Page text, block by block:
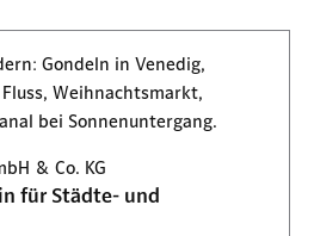
& Co. KG
für Städte- und